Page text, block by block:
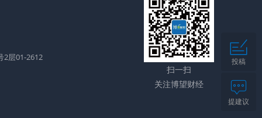
2层01-2612
扫一扫
关注博望财经
投稿
提建议